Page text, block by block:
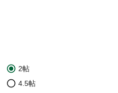
2帖
4.5帖